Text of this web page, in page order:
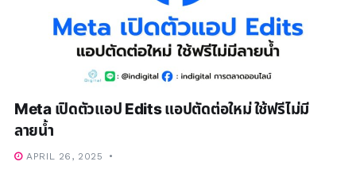
Meta เปิดตัวแอป Edits แอปตัดต่อใหม่ ใช้ฟรีไม่มี
ลายน้ำ
APRIL 26, 2025